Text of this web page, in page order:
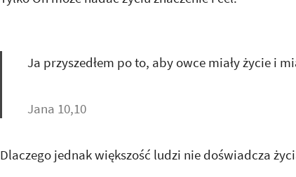
Ja przyszedłem po to, aby owce miały życie i
Jana 10,10
Dlaczego jednak większość ludzi nie doświadcza